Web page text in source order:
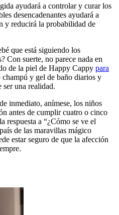
ayudará a controlar y curar los
desencadenantes ayudará a
y reducirá la probabilidad de
que está siguiendo los
Con suerte, no parece nada en
de la piel de Happy Cappy para
y gel de baño diarios y
ser una realidad.
inmediato, anímese, los niños
antes de cumplir cuatro o cinco
respuesta a “¿Cómo se ve el
de las maravillas mágico
estar seguro de que la afección